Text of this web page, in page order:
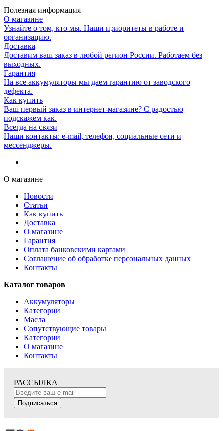
Полезная информация
О магазине
Узнайте о том, кто мы. Наши приоритеты в работе и
организацию.
Доставка
Доставим ваш заказ в любой регион России. Работаем без
выходных.
Гарантия
На все аккумуляторы мы даем гарантию от заводского
дефекта.
Как купить
Ваш первый заказ в интернет-магазине? С радостью
подскажем как.
Всегда на связи
Наши контакты: e-mail, телефон, социальные сети и
мессенджеры.
О магазине
Новости
Статьи
Как купить
Доставка
О магазине
Гарантия
Оплата банковскими картами
Соглашение об обработке персональных данных
Контакты
Каталог товаров
Аккумуляторы
Категории
Масла
Сопутствующие товары
Категории
О магазине
Контакты
РАССЫЛКА
Подписаться